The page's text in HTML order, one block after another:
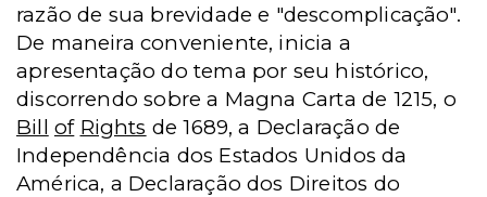
razão de sua brevidade e "descomplicação".
De maneira conveniente, inicia a
apresentação do tema por seu histórico,
discorrendo sobre a Magna Carta de 1215, o
Bill of Rights de 1689, a Declaração de
Independência dos Estados Unidos da
América, a Declaração dos Direitos do